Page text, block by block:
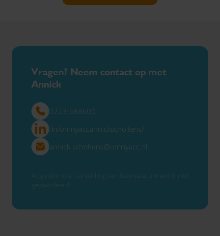
Vragen? Neem contact op met
Annick
0223-688600
/in/omnyaccannickscholtens/
annick.scholtens@omnyacc.nl
Acquisitie naar aanleiding van deze vacature wordt niet
gewaardeerd.